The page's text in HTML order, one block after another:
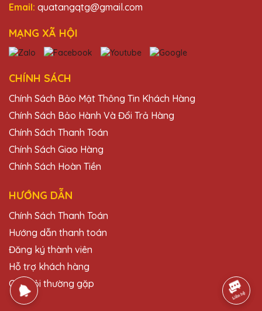
27/11/2025
và nhận được rất nhiều lời khen ngợi từ đối
Trần Thị Bích
Kỷ niệm chương pha lê từ Quà Tặng Pha Lê
lượng cao và dịch vụ chuyên nghiệp.
Đặng Thị Kim
27/11/2025
Sản phẩm của Quà Tặng Pha Lê QTG
không chỉ đẹp mà còn mang lại giá trị tinh
Email: quatangqtg@gmail.com
MẠNG XÃ HỘI
CHÍNH SÁCH
Chính Sách Bảo Mật Thông Tin Khách Hàng
Chính Sách Bảo Hành Và Đổi Trả Hàng
Chính Sách Thanh Toán
Chính Sách Giao Hàng
Chính Sách Hoàn Tiền
HƯỚNG DẪN
Chính Sách Thanh Toán
Hướng dẫn thanh toán
Đăng ký thành viên
Hỗ trợ khách hàng
Câu hỏi thường gặp